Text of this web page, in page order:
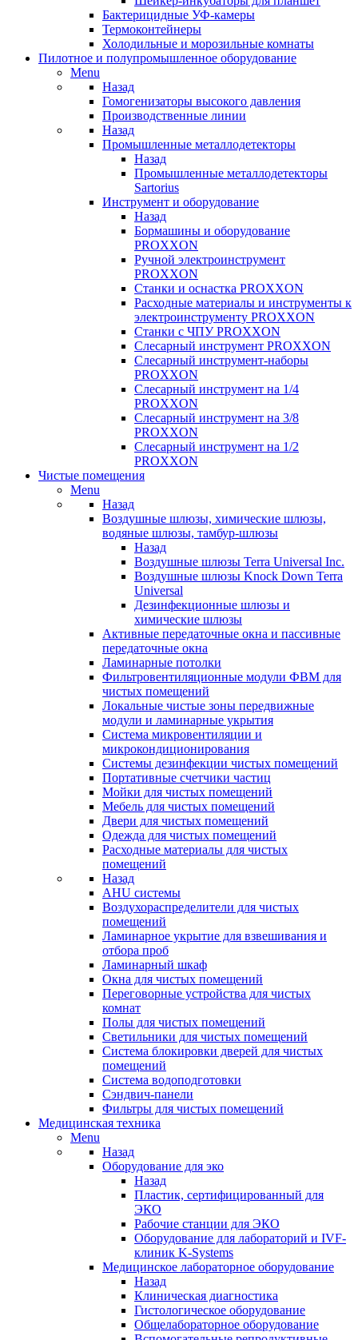
Бактерицидные УФ-камеры
Термоконтейнеры
Холодильные и морозильные комнаты
Пилотное и полупромышленное оборудование
Menu
Назад
Гомогенизаторы высокого давления
Производственные линии
Назад
Промышленные металлодетекторы
Назад
Промышленные металлодетекторы
Sartorius
Инструмент и оборудование
Назад
Бормашины и оборудование
PROXXON
Ручной электроинструмент
PROXXON
Cтанки и оснастка PROXXON
Расходные материалы и инструменты к
электроинструменту PROXXON
Станки с ЧПУ PROXXON
Слесарный инструмент PROXXON
Слесарный инструмент-наборы
PROXXON
Слесарный инструмент на 1/4
PROXXON
Слесарный инструмент на 3/8
PROXXON
Слесарный инструмент на 1/2
PROXXON
Чистые помещения
Menu
Назад
Воздушные шлюзы, химические шлюзы,
водяные шлюзы, тамбур-шлюзы
Назад
Воздушные шлюзы Terra Universal Inc.
Воздушные шлюзы Knock Down Terra
Universal
Дезинфекционные шлюзы и
химические шлюзы
Активные передаточные окна и пассивные
передаточные окна
Ламинарные потолки
Фильтровентиляционные модули ФВМ для
чистых помещений
Локальные чистые зоны передвижные
модули и ламинарные укрытия
Система микровентиляции и
микрокондиционирования
Системы дезинфекции чистых помещений
Портативные счетчики частиц
Мойки для чистых помещений
Мебель для чистых помещений
Двери для чистых помещений
Одежда для чистых помещений
Расходные материалы для чистых
помещений
Назад
AHU системы
Воздухораспределители для чистых
помещений
Ламинарное укрытие для взвешивания и
отбора проб
Ламинарный шкаф
Окна для чистых помещений
Переговорные устройства для чистых
комнат
Полы для чистых помещений
Светильники для чистых помещений
Система блокировки дверей для чистых
помещений
Система водоподготовки
Сэндвич-панели
Фильтры для чистых помещений
Медицинская техника
Menu
Назад
Оборудование для эко
Назад
Пластик, сертифицированный для
ЭКО
Рабочие станции для ЭКО
Оборудование для лабораторий и IVF-
клиник K-Systems
Медицинское лабораторное оборудование
Назад
Клиническая диагностика
Гистологическое оборудование
Общелабораторное оборудование